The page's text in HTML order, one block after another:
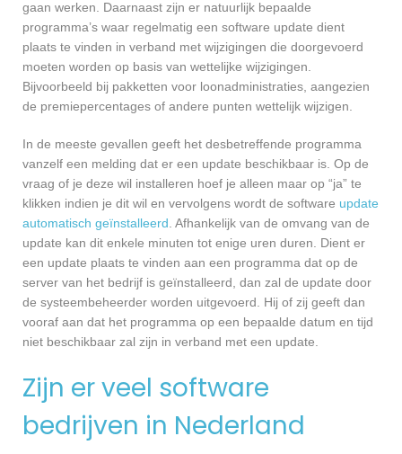
gaan werken. Daarnaast zijn er natuurlijk bepaalde
programma’s waar regelmatig een software update dient
plaats te vinden in verband met wijzigingen die doorgevoerd
moeten worden op basis van wettelijke wijzigingen.
Bijvoorbeeld bij pakketten voor loonadministraties, aangezien
de premiepercentages of andere punten wettelijk wijzigen.
In de meeste gevallen geeft het desbetreffende programma
vanzelf een melding dat er een update beschikbaar is. Op de
vraag of je deze wil installeren hoef je alleen maar op “ja” te
klikken indien je dit wil en vervolgens wordt de software update
automatisch geïnstalleerd. Afhankelijk van de omvang van de
update kan dit enkele minuten tot enige uren duren. Dient er
een update plaats te vinden aan een programma dat op de
server van het bedrijf is geïnstalleerd, dan zal de update door
de systeembeheerder worden uitgevoerd. Hij of zij geeft dan
vooraf aan dat het programma op een bepaalde datum en tijd
niet beschikbaar zal zijn in verband met een update.
Zijn er veel software
bedrijven in Nederland